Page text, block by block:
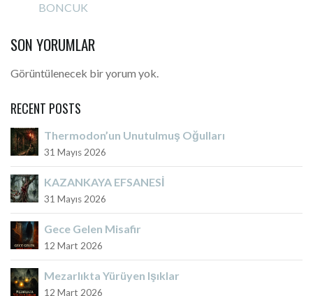
BONCUK
SON YORUMLAR
Görüntülenecek bir yorum yok.
RECENT POSTS
Thermodon’un Unutulmuş Oğulları
31 Mayıs 2026
KAZANKAYA EFSANESİ
31 Mayıs 2026
Gece Gelen Misafir
12 Mart 2026
Mezarlıkta Yürüyen Işıklar
12 Mart 2026